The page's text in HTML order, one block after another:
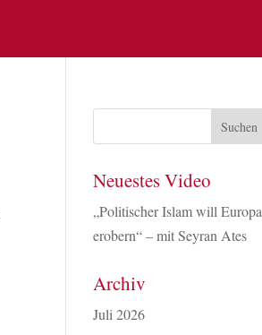
Neuestes Video
„Politischer Islam will Europa
erobern“ – mit Seyran Ates
Archiv
Juli 2026